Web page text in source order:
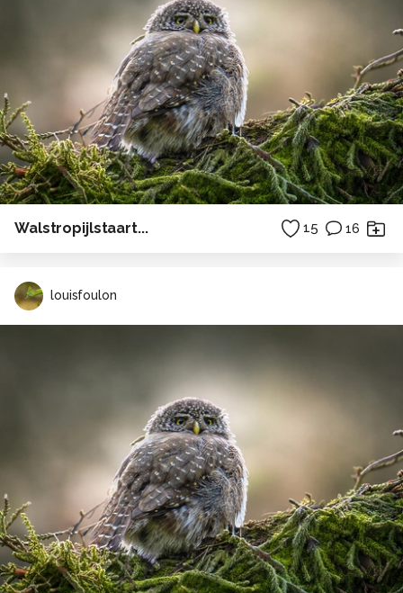
Walstropijlstaart... 15 16
louisfoulon